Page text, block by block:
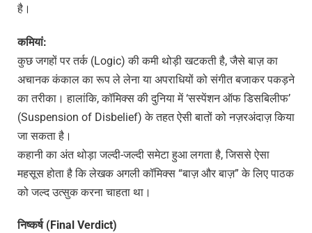
है।
कमियां:
कुछ जगहों पर तर्क (Logic) की कमी थोड़ी खटकती है, जैसे बाज़ का
अचानक कंकाल का रूप ले लेना या अपराधियों को संगीत बजाकर पकड़ने
का तरीका। हालांकि, कॉमिक्स की दुनिया में ‘सस्पेंशन ऑफ डिसबिलीफ’
(Suspension of Disbelief) के तहत ऐसी बातों को नज़रअंदाज़ किया
जा सकता है।
कहानी का अंत थोड़ा जल्दी-जल्दी समेटा हुआ लगता है, जिससे ऐसा
महसूस होता है कि लेखक अगली कॉमिक्स “बाज़ और बाज़” के लिए पाठक
को जल्द उत्सुक करना चाहता था।
निष्कर्ष(Final Verdict)